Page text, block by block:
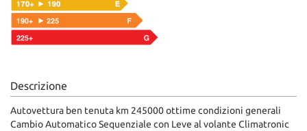
Descrizione
Autovettura ben tenuta km 245000 ottime condizioni generali
Cambio Automatico Sequenziale con Leve al volante Climatronic